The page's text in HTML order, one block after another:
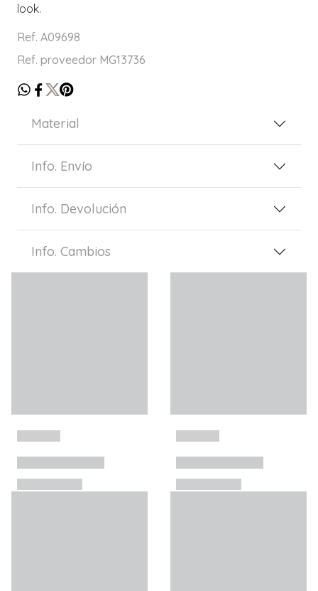
look.
Ref. A09698
Ref. proveedor MG13736
Material
Info. Envío
Info. Devolución
Info. Cambios